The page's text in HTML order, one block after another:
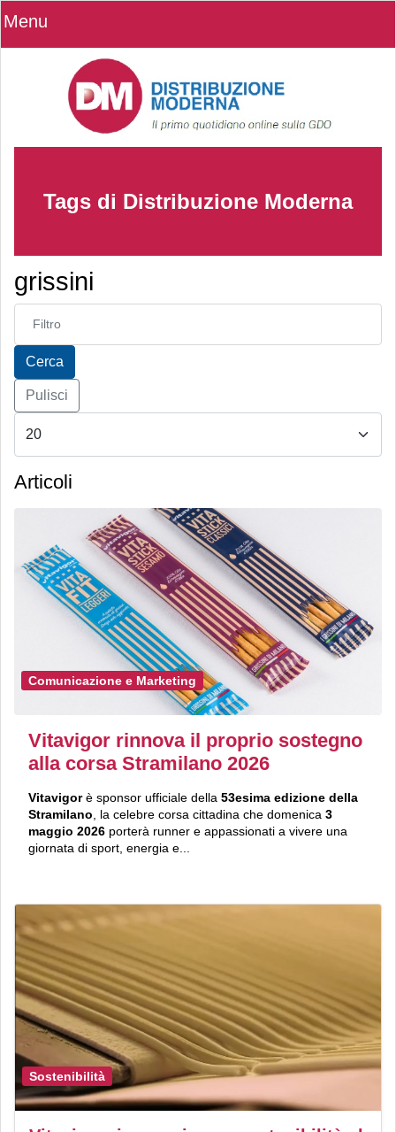
Menu
Tags di Distribuzione Moderna
grissini
Inserisci parte del titolo
Cerca
Pulisci
Articoli
Comunicazione e Marketing
Vitavigor rinnova il proprio sostegno
alla corsa Stramilano 2026
Vitavigorè sponsor ufficiale della 53esima edizione della
Stramilano , la celebre corsa cittadina che domenica 3
maggio 2026 porterà runner e appassionati a vivere una
giornata di sport, energia e...
Sostenibilità